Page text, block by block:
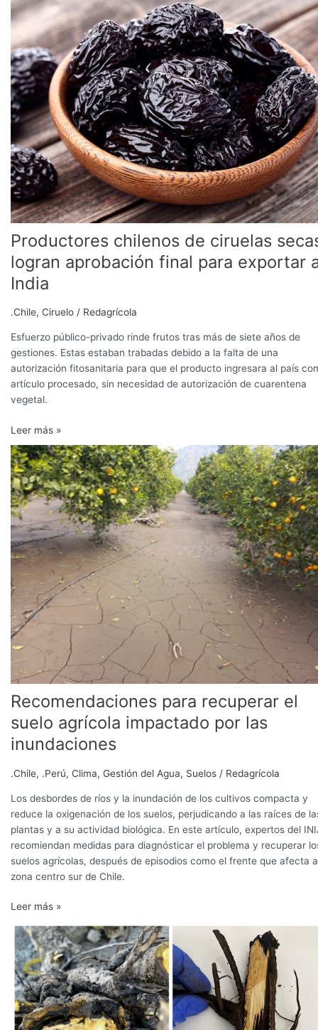
Productores chilenos de ciruelas
logran aprobación final para exportar
India
.Chile, Ciruelo / Redagrícola
Esfuerzo público-privado rinde frutos tras más de siete años de
gestiones. Estas estaban trabadas debido a la falta de una
autorización fitosanitaria para que el producto ingresara al país
artículo procesado, sin necesidad de autorización de cuarentena
vegetal.
chilenos
de
ciruelas
secas
logran
aprobación
final
para
exportar
a
India
Leer más »
Recomendaciones para recuperar el
suelo agrícola impactado por las
inundaciones
.Chile, .Perú, Clima, Gestión del Agua, Suelos / Redagrícola
Los desbordes de ríos y la inundación de los cultivos compacta y
reduce la oxigenación de los suelos, perjudicando a las raíces de
plantas y a su actividad biológica. En este artículo, expertos del
recomiendan medidas para diagnósticar el problema y recuperar
suelos agrícolas, después de episodios como el frente que afecta
zona centro sur de Chile.
Recomendaciones
para
recuperar
el
suelo
agrícola
impactado
por
las
inundaciones
Leer más »
Un
emergente
patógeno
radicular
en
nogales